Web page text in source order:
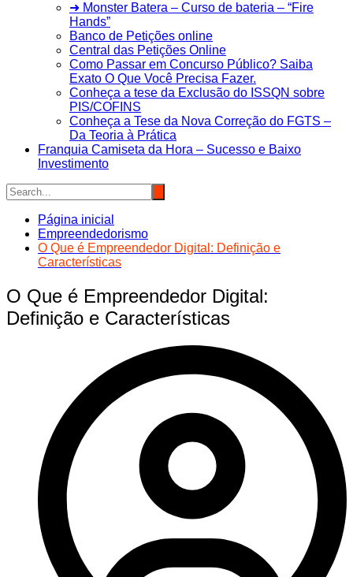
➜ Monster Batera – Curso de bateria – “Fire
Hands”‎
Banco de Petições online
Central das Petições Online
Como Passar em Concurso Público? Saiba
Exato O Que Você Precisa Fazer.
Conheça a tese da Exclusão do ISSQN sobre
PIS/COFINS
Conheça a Tese da Nova Correção do FGTS –
Da Teoria à Prática
Franquia Camiseta da Hora – Sucesso e Baixo
Investimento
Página inicial
Empreendedorismo
O Que é Empreendedor Digital: Definição e
Características
O Que é Empreendedor Digital:
Definição e Características